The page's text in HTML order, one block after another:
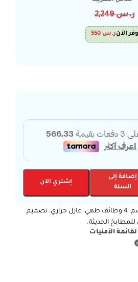
ر.س2,249
وفر الآنر.س 550
إضافة إلى
السلة
إشتري الآن
فرن كهربائي جليم جاز 60 سم، 4 وظائف طهي، عازل حراري، تصميم
الحديثة.
الأمنيات